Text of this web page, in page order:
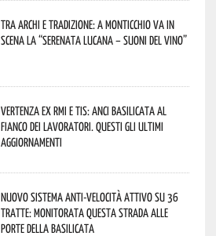
Tra archi e tradizione: a Monticchio va in
scena la “Serenata lucana – suoni del vino”
Vertenza ex RMI e TIS: ANCI Basilicata al
fianco dei lavoratori. Questi gli ultimi
aggiornamenti
Nuovo sistema anti-velocità attivo su 36
tratte: monitorata questa strada alle
porte della Basilicata